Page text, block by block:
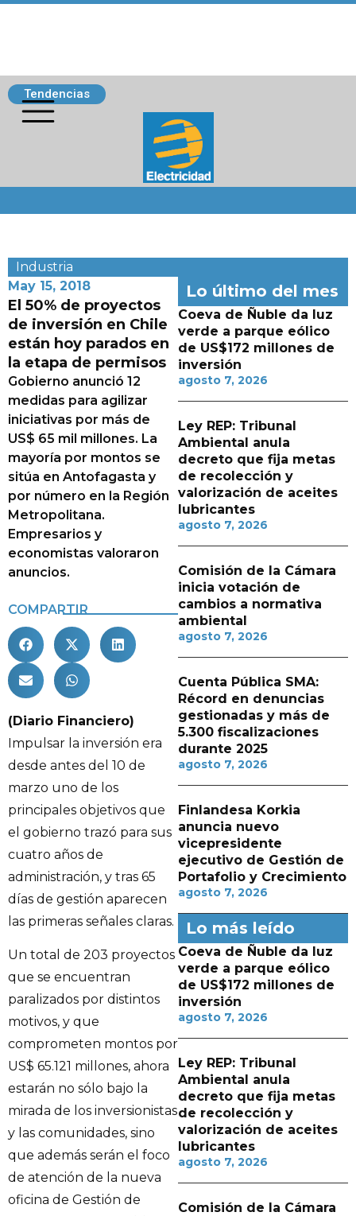
Tendencias
Industria
May 15, 2018
El 50% de proyectos
de inversión en Chile
están hoy parados en
la etapa de permisos
Gobierno anunció 12
medidas para agilizar
iniciativas por más de
US$ 65 mil millones. La
mayoría por montos se
sitúa en Antofagasta y
por número en la Región
Metropolitana.
Empresarios y
economistas valoraron
anuncios.
COMPARTIR
(Diario Financiero)
Impulsar la inversión era
desde antes del 10 de
marzo uno de los
principales objetivos que
el gobierno trazó para sus
cuatro años de
administración, y tras 65
días de gestión aparecen
las primeras señales claras.
Un total de 203 proyectos
que se encuentran
paralizados por distintos
motivos, y que
comprometen montos por
US$ 65.121 millones, ahora
estarán no sólo bajo la
mirada de los inversionistas
y las comunidades, sino
que además serán el foco
de atención de la nueva
oficina de Gestión de
Lo último del mes
Coeva de Ñuble da luz
verde a parque eólico
de US$172 millones de
inversión
agosto 7, 2026
Ley REP: Tribunal
Ambiental anula
decreto que fija metas
de recolección y
valorización de aceites
lubricantes
agosto 7, 2026
Comisión de la Cámara
inicia votación de
cambios a normativa
ambiental
agosto 7, 2026
Cuenta Pública SMA:
Récord en denuncias
gestionadas y más de
5.300 fiscalizaciones
durante 2025
agosto 7, 2026
Finlandesa Korkia
anuncia nuevo
vicepresidente
ejecutivo de Gestión de
Portafolio y Crecimiento
agosto 7, 2026
Lo más leído
Coeva de Ñuble da luz
verde a parque eólico
de US$172 millones de
inversión
agosto 7, 2026
Ley REP: Tribunal
Ambiental anula
decreto que fija metas
de recolección y
valorización de aceites
lubricantes
agosto 7, 2026
Comisión de la Cámara